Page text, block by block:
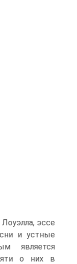
эссе
и устные
является
о них в